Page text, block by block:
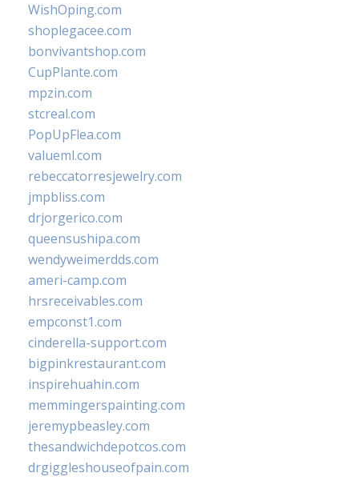
WishOping.com
shoplegacee.com
bonvivantshop.com
CupPlante.com
mpzin.com
stcreal.com
PopUpFlea.com
valueml.com
rebeccatorresjewelry.com
jmpbliss.com
drjorgerico.com
queensushipa.com
wendyweimerdds.com
ameri-camp.com
hrsreceivables.com
empconst1.com
cinderella-support.com
bigpinkrestaurant.com
inspirehuahin.com
memmingerspainting.com
jeremypbeasley.com
thesandwichdepotcos.com
drgiggleshouseofpain.com